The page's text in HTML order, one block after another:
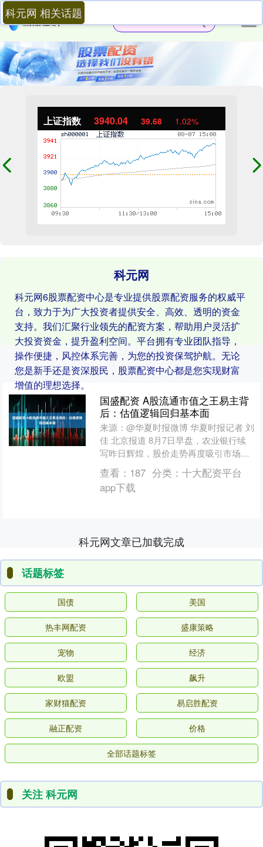
上证指数 3940.04 39.68 1.02%
科元网
科元网6股票配资中心是专业提供股票配资服务的权威平
台，致力于为广大投资者提供安全、高效、透明的资金
支持。我们汇聚行业领先的配资方案，帮助用户灵活扩
大投资资金，提升盈利空间。平台拥有专业团队指导，
操作便捷，风控体系完善，为您的投资保驾护航。无论
您是新手还是资深股民，股票配资中心都是您实现财富
增值的理想选择。
科元网 相关话题
国盛配资 A股流通市值之王易主背
后：估值逻辑回归基本面
来源：@华夏时报微博 华夏时报记者 刘
佳 北京报道 8月7日早盘，农业银行续
写昨日辉煌，股价走势再度吸引市场目
光。 当日A股股价高开于6.62元/股，与
前一日收....
查看： 187 分类： 十大配资平台
app下载
科元网文章已加载完成
话题标签
国债 美国
热丰网配资 盛康策略
宠物 经济
欧盟 飙升
家财猫配资 易启胜配资
融正配资 价格
全部话题标签
关注 科元网